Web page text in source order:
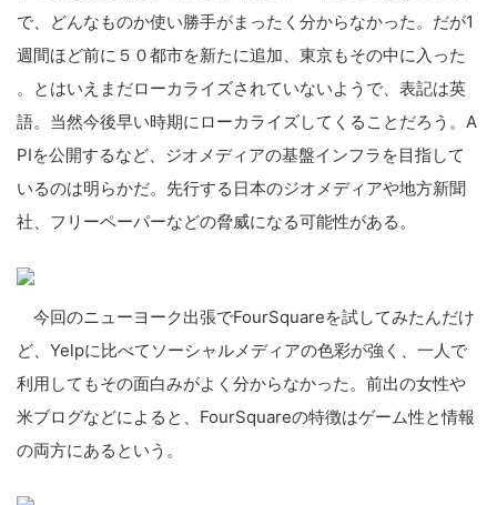
で、どんなものか使い勝手がまったく分からなかった。だが1
週間ほど前に５０都市を新たに追加、東京もその中に入った
。とはいえまだローカライズされていないようで、表記は英
語。当然今後早い時期にローカライズしてくることだろう。A
PIを公開するなど、ジオメディアの基盤イ ンフラを目指して
いるのは明らかだ。先行する日本のジオメディアや地方新聞
社、フリーペーパーなどの脅威になる可能性がある。
今回のニューヨーク出張でFourSquareを試してみたんだけ
ど、Yelpに比べてソーシャルメディアの色彩が強く、一人で
利用してもその面白みがよく分からなかった。前出の女性や
米ブログなどによると、FourSquareの特徴はゲーム性と情報
の両方にあるという。